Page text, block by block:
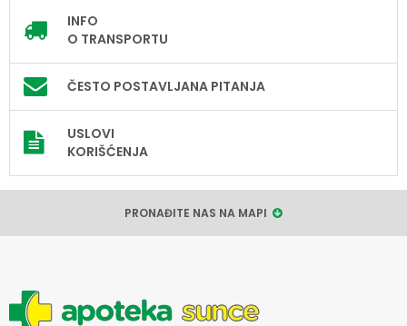
INFO
O TRANSPORTU
ČESTO POSTAVLJANA PITANJA
USLOVI
KORIŠĆENJA
PRONAĐITE NAS NA MAPI